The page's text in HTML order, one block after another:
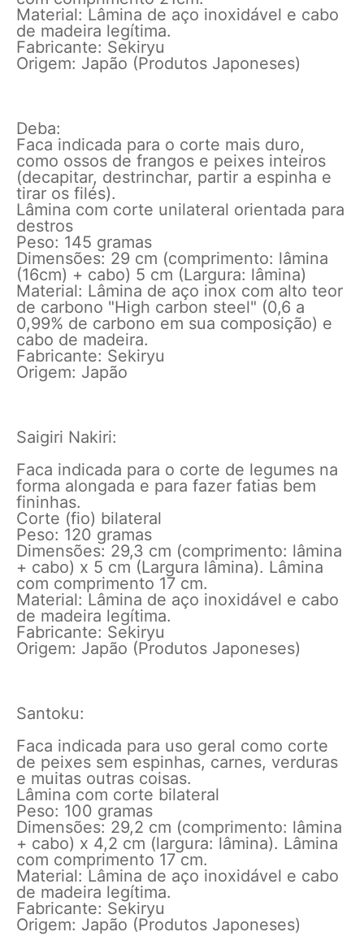
Material: Lâmina de aço inoxidável e cabo
de madeira legítima.
Fabricante: Sekiryu
Origem: Japão (Produtos Japoneses)
Deba:
Faca indicada para o corte mais duro,
como ossos de frangos e peixes inteiros
(decapitar, destrinchar, partir a espinha e
tirar os filés).
Lâmina com corte unilateral orientada para
destros
Peso: 145 gramas
Dimensões: 29 cm (comprimento: lâmina
(16cm) + cabo) 5 cm (Largura: lâmina)
Material: Lâmina de aço inox com alto teor
de carbono "High carbon steel" (0,6 a
0,99% de carbono em sua composição) e
cabo de madeira.
Fabricante: Sekiryu
Origem: Japão
Saigiri Nakiri:
Faca indicada para o corte de legumes na
forma alongada e para fazer fatias bem
fininhas.
Corte (fio) bilateral
Peso: 120 gramas
Dimensões: 29,3 cm (comprimento: lâmina
+ cabo) x 5 cm (Largura lâmina). Lâmina
com comprimento 17 cm.
Material: Lâmina de aço inoxidável e cabo
de madeira legítima.
Fabricante: Sekiryu
Origem: Japão (Produtos Japoneses)
Santoku:
Faca indicada para uso geral como corte
de peixes sem espinhas, carnes, verduras
e muitas outras coisas.
Lâmina com corte bilateral
Peso: 100 gramas
Dimensões: 29,2 cm (comprimento: lâmina
+ cabo) x 4,2 cm (largura: lâmina). Lâmina
com comprimento 17 cm.
Material: Lâmina de aço inoxidável e cabo
de madeira legítima.
Fabricante: Sekiryu
Origem: Japão (Produtos Japoneses)